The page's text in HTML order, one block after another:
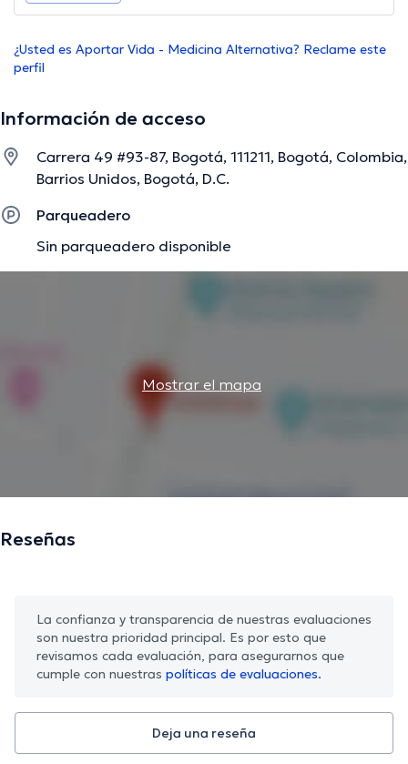
¿Usted es Aportar Vida - Medicina Alternativa? Reclame este
perfil
Información de acceso
Carrera 49 #93-87, Bogotá, 111211, Bogotá, Colombia,
Barrios Unidos, Bogotá, D.C.
Parqueadero
Sin parqueadero disponible
Mostrar el mapa
Reseñas
La confianza y transparencia de nuestras evaluaciones
son nuestra prioridad principal. Es por esto que
revisamos cada evaluación, para asegurarnos que
cumple con nuestras políticas de evaluaciones.
Deja una reseña